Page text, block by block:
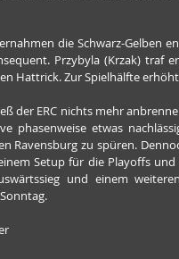
die Schwarz-Gelben
Przybyla (Krzak) traf
Hattrick. Zur Spielhälfte
der ERC nichts mehr
phasenweise etwas
Ravensburg zu spüren.
Setup für die Playoffs
und einem